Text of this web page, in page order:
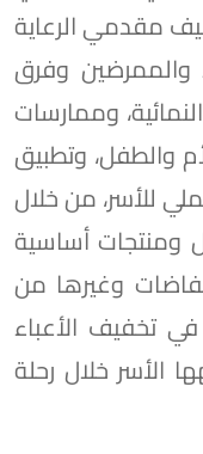
مقدمي الرعاية
والممرضين وفرق
وممارسات
والطفل، وتطبيق
للأسر، من خلال
ومنتجات أساسية
وغيرها من
في تخفيف الأعباء
الأسر خلال رحلة